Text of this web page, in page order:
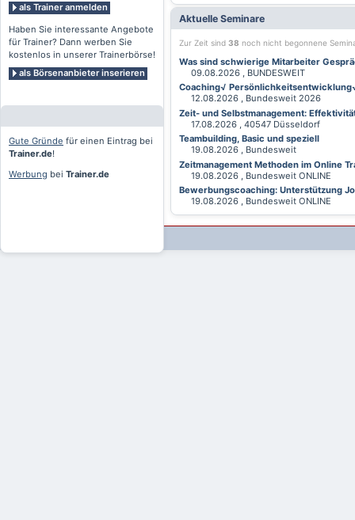
als Trainer anmelden
Haben Sie interessante Angebote
für Trainer? Dann werben Sie
kostenlos in unserer Trainerbörse!
als Börsenanbieter inserieren
Gute Gründe für einen Eintrag bei
Trainer.de!
Werbung bei Trainer.de
Aktuelle Seminare
Zur Zeit sind 38 noch nicht begonnene
Was sind schwierige Mitarbeiter
09.08.2026 , BUNDESWEIT
Coaching√
12.08.2026 , Bundesweit 2026
Zeit- und Selbstmanagement:
17.08.2026 , 40547 Düsseldorf
Teambuilding, Basic und speziell
19.08.2026 , Bundesweit
Zeitmanagement Methoden im Online
19.08.2026 , Bundesweit ONLINE
Bewerbungscoaching: Unterstützung
19.08.2026 , Bundesweit ONLINE